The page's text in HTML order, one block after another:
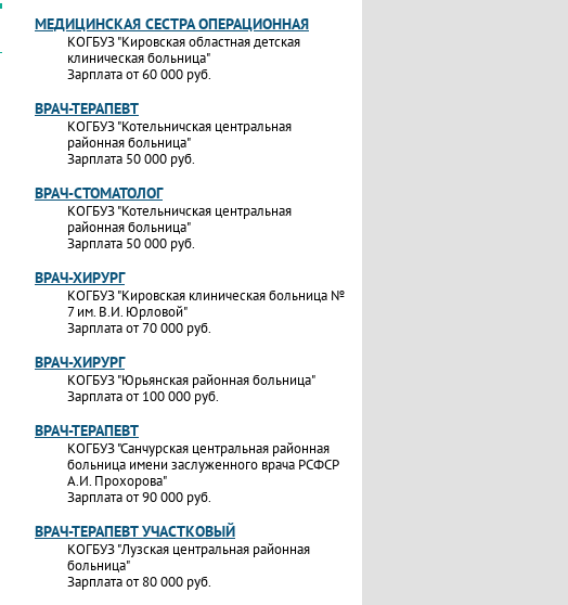
МЕДИЦИНСКАЯ СЕСТРА ОПЕРАЦИОННАЯ
КОГБУЗ "Кировская областная детская
клиническая больница"
Зарплата от 60 000 руб.
ВРАЧ-ТЕРАПЕВТ
КОГБУЗ "Котельничская центральная
районная больница"
Зарплата 50 000 руб.
ВРАЧ-СТОМАТОЛОГ
КОГБУЗ "Котельничская центральная
районная больница"
Зарплата 50 000 руб.
ВРАЧ-ХИРУРГ
КОГБУЗ "Кировская клиническая больница №
7 им. В.И. Юрловой"
Зарплата от 70 000 руб.
ВРАЧ-ХИРУРГ
КОГБУЗ "Юрьянская районная больница"
Зарплата от 100 000 руб.
ВРАЧ-ТЕРАПЕВТ
КОГБУЗ "Санчурская центральная районная
больница имени заслуженного врача РСФСР
А.И. Прохорова"
Зарплата от 90 000 руб.
ВРАЧ-ТЕРАПЕВТ УЧАСТКОВЫЙ
КОГБУЗ "Лузская центральная районная
больница"
Зарплата от 80 000 руб.